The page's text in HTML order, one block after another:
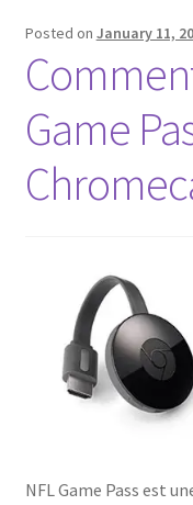
Checkout
Contact
Gang Sheet Builder
My account
Politique de
Politique des cookies
Posted on January 11,
Game
NFL Game Pass est